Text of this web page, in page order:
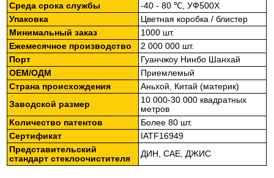
Среда срока службы
-40 - 80 ℃, УФ500Х
Упаковка
Цветная коробка / блистер
Минимальный заказ
1000 шт.
Ежемесячное производство
2 000 000 шт.
Порт
Гуанчжоу Нинбо Шанхай
ОЕМ/ОДМ
Приемлемый
Страна происхождения
Аньхой, Китай (материк)
Заводской размер
10 000-30 000 квадратных
метров
Количество патентов
Более 80 шт.
Сертификат
IATF16949
Представительский
стандарт стеклоочистителя ДИН, САЕ, ДЖИС